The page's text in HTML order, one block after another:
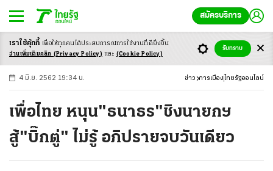
สมัครบริการ
-ก ก ก+
4 มิ.ย. 2562 19:34 น. ข่าว การเมือง ไทยรัฐออนไลน์
เพื่อไทย หนุน"ธนาธร"ชิงนายกฯ
สู้"บิ๊กตู่" ไม่รู้ อภิปรายจบวันเดียว
เราใช้คุ้กกี้ เพื่อให้ทุกคนได้ประสบการณ์การใช้งานที่ดียิ่งขึ้น
อ่านเพิ่มเติมคลิก (Privacy Policy) และ (Cookie Policy)
รับทราบ